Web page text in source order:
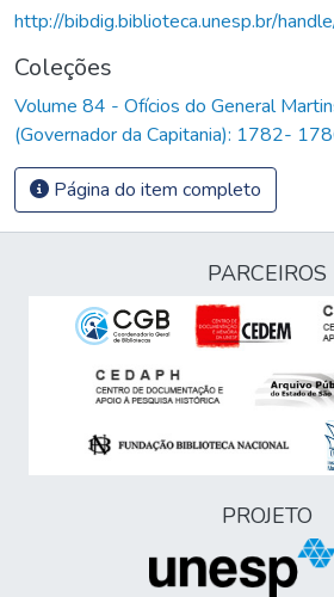
http://bibdig.biblioteca.unesp.br/
Coleções
Volume 84 - Ofícios do General
(Governador da Capitania): 1782-
Página do item completo
PARCEIROS
PROJETO